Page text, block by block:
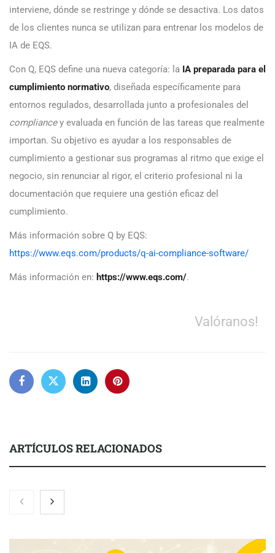
interviene, dónde se restringe y dónde se desactiva. Los datos
de los clientes nunca se utilizan para entrenar los modelos de
IA de EQS.
Con Q, EQS define una nueva categoría: la IA preparada para el
cumplimiento normativo, diseñada específicamente para
entornos regulados, desarrollada junto a profesionales del
compliancey evaluada en función de las tareas que realmente
importan. Su objetivo es ayudar a los responsables de
cumplimiento a gestionar sus programas al ritmo que exige el
negocio, sin renunciar al rigor, el criterio profesional ni la
documentación que requiere una gestión eficaz del
cumplimiento.
Más información sobre Q by EQS:
https://www.eqs.com/products/q-ai-compliance-software/
Más información en: https://www.eqs.com/.
Valóranos!
ARTÍCULOS RELACIONADOS
Nicols presenta seis modelos de anillos de compromiso para el
eclipse solar del 12 de agosto
Zoomex mejora su Strategy Center con herramientas